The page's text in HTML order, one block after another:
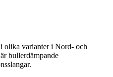
olika varianter i Nord- och
bullerdämpande